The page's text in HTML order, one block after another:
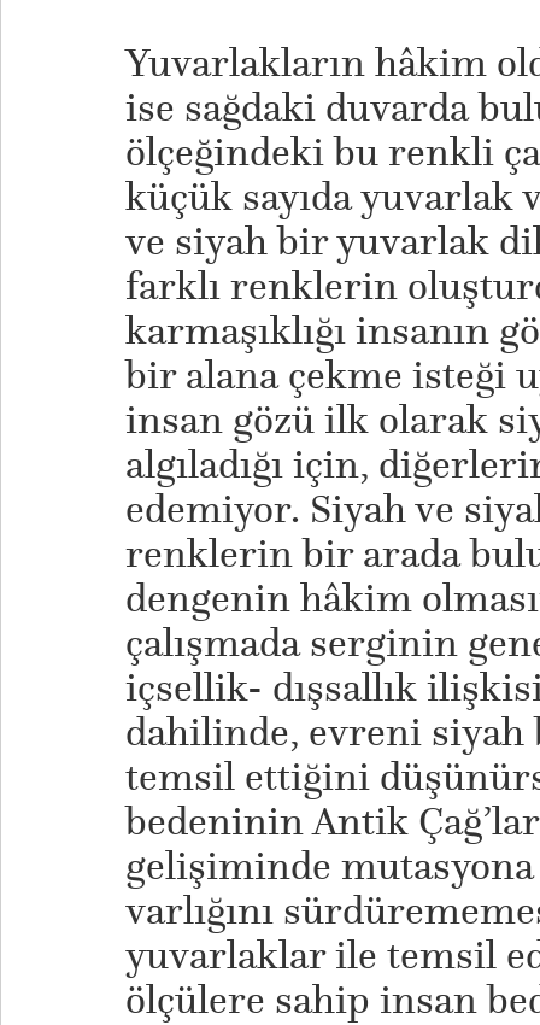
​Yuvarlakların hâkim
ise sağdaki duvarda
ölçeğindeki bu renkli
küçük sayıda yuvarlak
ve siyah bir yuvarlak
farklı renklerin
karmaşıklığı insanın
bir alana çekme isteği
insan gözü ilk olarak
algıladığı için,
edemiyor. Siyah ve
renklerin bir arada
dengenin hâkim
çalışmada serginin
içsellik- dışsallık
dahilinde, evreni siyah
temsil ettiğini
bedeninin Antik
gelişiminde
varlığını
yuvarlaklar ile temsil
ölçülere sahip insan